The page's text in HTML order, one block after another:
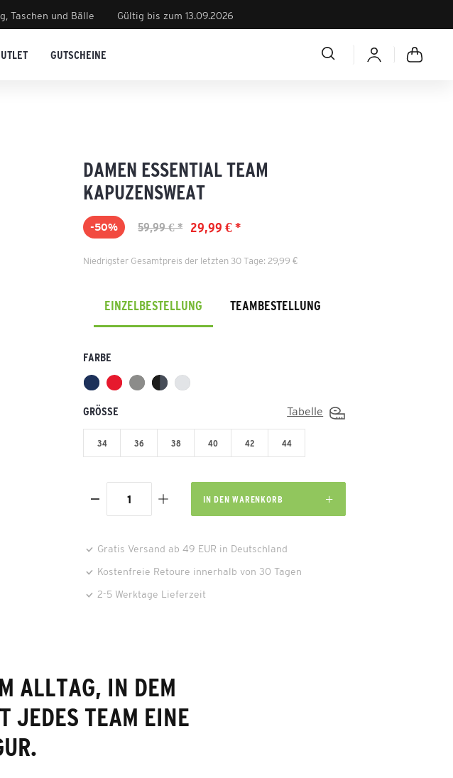
Taschen und Bälle Gültig bis zum 13.09.2026
GUTSCHEINE
DAMEN ESSENTIAL TEAM
KAPUZENSWEAT
29,99 € *
59,99 € *
-50%
Niedrigster Gesamtpreis der letzten 30 Tage: 29,99 €
EINZELBESTELLUNG TEAMBESTELLUNG
FARBE
GRÖSSE Tabelle
34 36 38 40 42 44
IN DEN WARENKORB
Gratis Versand ab 49 EUR in Deutschland
Kostenfreie Retoure innerhalb von 30 Tagen
2-5 Werktage Lieferzeit
ALLTAG, IN DEM
JEDES TEAM EINE